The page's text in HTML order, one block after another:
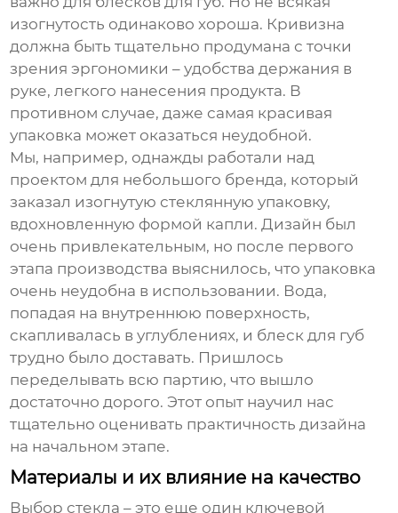
изогнутость одинаково хороша. Кривизна
должна быть тщательно продумана с точки
зрения эргономики – удобства держания в
руке, легкого нанесения продукта. В
противном случае, даже самая красивая
упаковка может оказаться неудобной.
Мы, например, однажды работали над
проектом для небольшого бренда, который
заказал изогнутую стеклянную упаковку,
вдохновленную формой капли. Дизайн был
очень привлекательным, но после первого
этапа производства выяснилось, что упаковка
очень неудобна в использовании. Вода,
попадая на внутреннюю поверхность,
скапливалась в углублениях, и блеск для губ
трудно было доставать. Пришлось
переделывать всю партию, что вышло
достаточно дорого. Этот опыт научил нас
тщательно оценивать практичность дизайна
на начальном этапе.
Материалы и их влияние на качество
Выбор стекла – это еще один ключевой